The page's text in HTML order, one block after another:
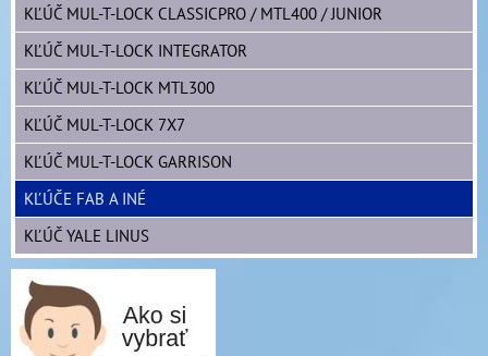
KĽÚČ MUL-T-LOCK CLASSICPRO / MTL400 / JUNIOR
KĽÚČ MUL-T-LOCK INTEGRATOR
KĽÚČ MUL-T-LOCK MTL300
KĽÚČ MUL-T-LOCK 7X7
KĽÚČ MUL-T-LOCK GARRISON
KĽÚČE FAB A INÉ
KĽÚČ YALE LINUS